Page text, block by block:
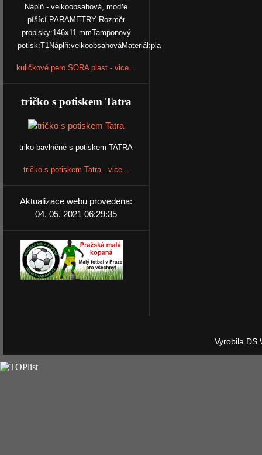
Náplň - velkoobsahová, modře
píšící.PARAMETRY Rozměr
propisky:146x11 mmTamponový
potisk:T1Náplň:velkoobsahováMateriál:pla
kuličkové pero SORA plast - vice...
tričko s potiskem Tatra
triko bavlněné s potiskem TATRA
tričko s potiskem Tatra - vice...
Aktualizace webu provedena:
04. 05. 2021 06:29:35
Vyrobila DS